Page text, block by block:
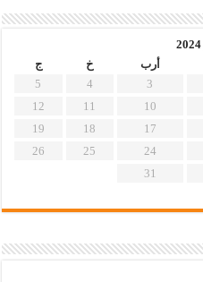
أرب خ
ج
3
4
5
10
11
12
17
18
19
24
25
26
31